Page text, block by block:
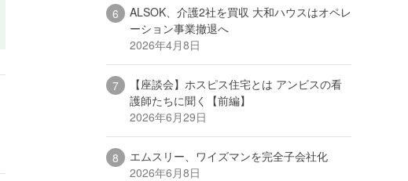
ALSOK、介護2社を買収 大和ハウスはオペレ
ーション事業撤退へ
2026年4月8日
【座談会】ホスピス住宅とは アンビスの看
護師たちに聞く【前編】
2026年6月29日
エムスリー、ワイズマンを完全子会社化
2026年6月8日